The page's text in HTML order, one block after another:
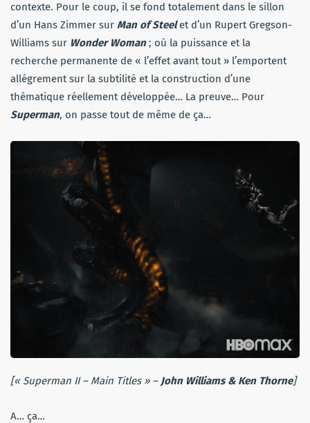
contexte. Pour le coup, il se fond totalement dans le sillon
d’un Hans Zimmer sur Man of Steelet d’un Rupert Gregson-
Williams sur Wonder Woman; où la puissance et la
recherche permanente de « l’effet avant tout » l’emportent
allégrement sur la subtilité et la construction d’une
thématique réellement développée… La preuve… Pour
Superman, on passe tout de même de ça…
[« Superman II – Main Titles » – John Williams & Ken Thorne]
A… ça…